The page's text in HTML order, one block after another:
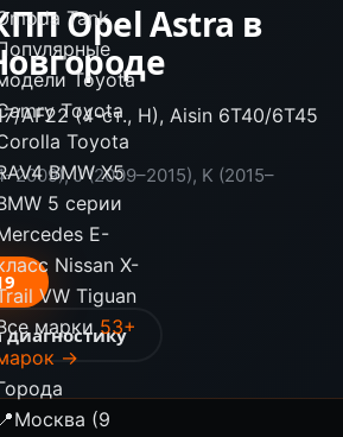
Tank
Toyota
Toyota
Toyota
BMW X5
5 серии
E-
Nissan X-
VW Tiguan
марки 53+
→
📍Москва (9
Opel Astra в
AF22 (4-ст., H), Aisin 6T40/6T45
J (2009–2015), K (2015–
диагностику